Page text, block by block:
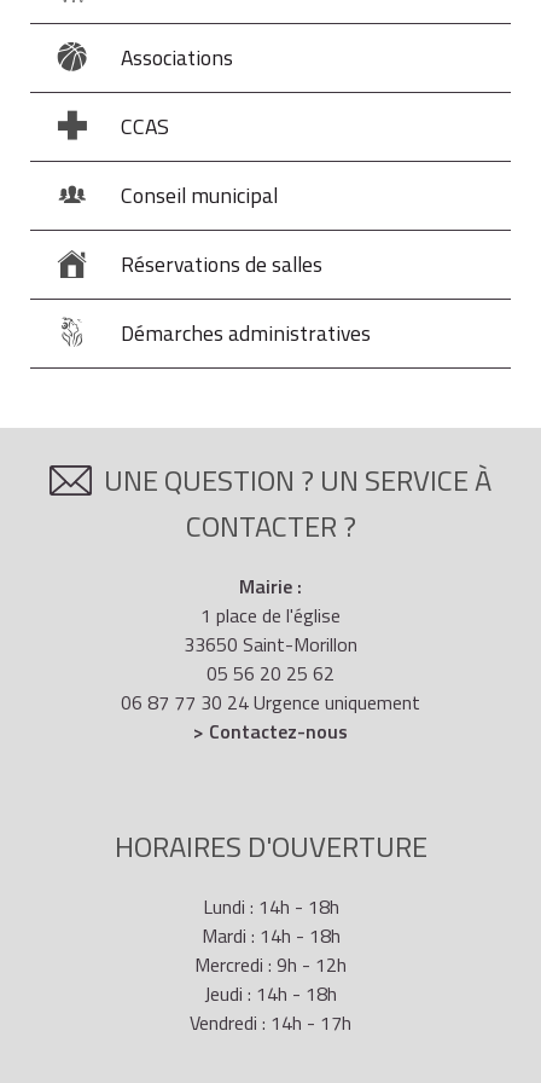
Associations
CCAS
Conseil municipal
Réservations de salles
Démarches administratives
UNE QUESTION ? UN SERVICE À
CONTACTER ?
Mairie :
1 place de l'église
33650 Saint-Morillon
05 56 20 25 62
06 87 77 30 24 Urgence uniquement
> Contactez-nous
HORAIRES D'OUVERTURE
Lundi : 14h - 18h
Mardi : 14h - 18h
Mercredi : 9h - 12h
Jeudi : 14h - 18h
Vendredi : 14h - 17h